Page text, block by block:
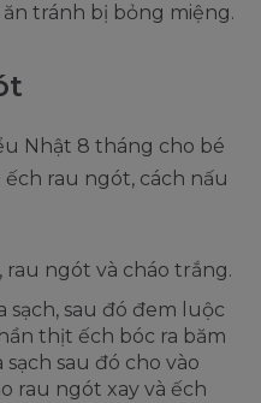
tránh bị bỏng miệng.
Nhật 8 tháng cho bé
rau ngót, cách nấu
rau ngót và cháo trắng.
sạch, sau đó đem luộc
thịt ếch bóc ra băm
sau đó cho vào
rau ngót xay và ếch